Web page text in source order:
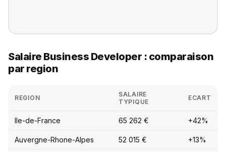
Salaire Business Developer : comparaison
par region
REGION
SALAIRE
TYPIQUE
ECART
Ile-de-France 65 262 € +42%
Auvergne-Rhone-Alpes 52 015 € +13%